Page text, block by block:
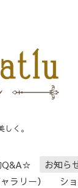
く。
Q&A☆ お知ら
ラリー）
シ